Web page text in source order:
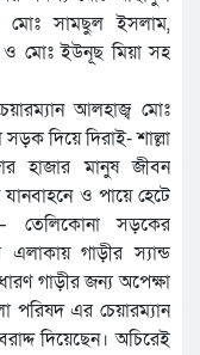
মোঃ সামছুল ইসলাম,
ও মোঃ ইউনূছ মিয়া সহ
আলহাজ্ব মোঃ
দিয়ে দিরাই- শাল্লা
হাজার মানুষ জীবন
ও পায়ে হেটে
তেলিকোনা সড়কের
এলাকায় গাড়ীর স্যান্ড
গাড়ীর জন্য অপেক্ষা
পরিষদ এর চেয়ারম্যান
দিয়েছেন। অচিরেই